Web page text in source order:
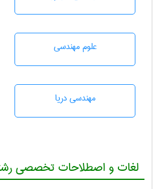
علوم مهندسی
مهندسی دریا
لغات و اصطلاحات تخصصی